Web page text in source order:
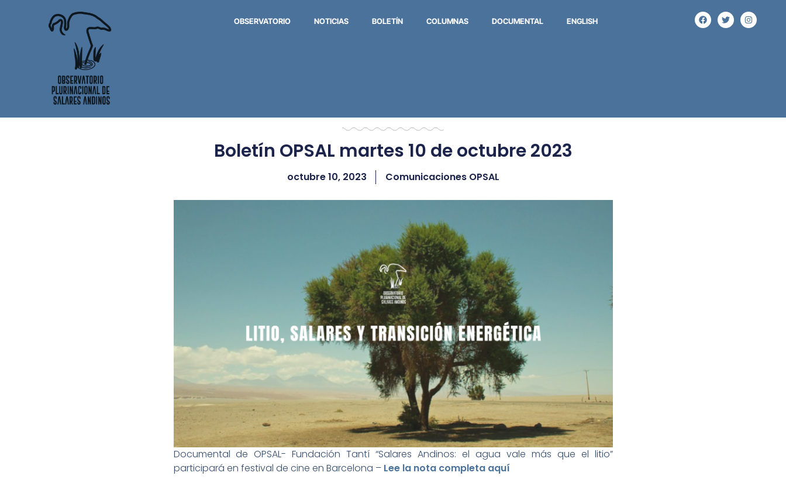
OBSERVATORIO NOTICIAS BOLETÍN COLUMNAS DOCUMENTAL ENGLISH
Boletín OPSAL martes 10 de octubre 2023
octubre 10, 2023 Comunicaciones OPSAL
Documental de OPSAL- Fundación Tantí “Salares Andinos: el agua vale más que el litio”
participará en festival de cine en Barcelona – Lee la nota completa aquí